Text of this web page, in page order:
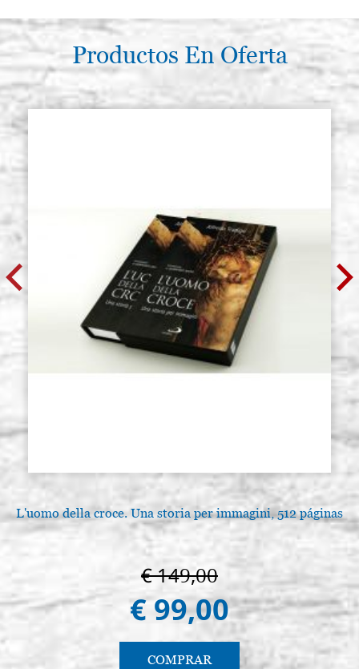
Productos En Oferta
L'uomo della croce. Una storia per immagini, 512 páginas
€ 149,00
€ 99,00
COMPRAR